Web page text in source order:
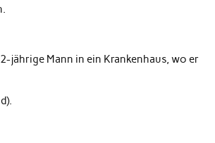
jährige Mann in ein Krankenhaus, wo er